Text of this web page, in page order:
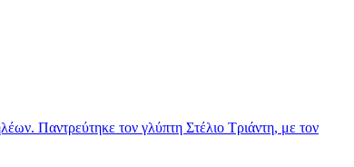
Παντρεύτηκε τον γλύπτη Στέλιο Τριάντη, με τον